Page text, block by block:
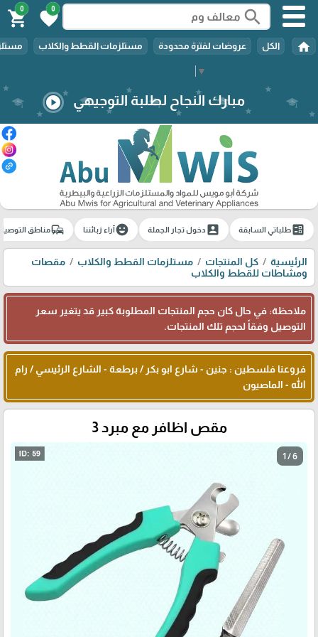
▼
search
0
favorite
0
shopping_cart
home الكل عروضات لفترة محدودة مستلزمات القطط والكلاب
مبارك النجاح لطلبة التوجيهي play_circle
ballotطلباتي السابقة account_boxدخول تجار الجملة emoji_emotionsآراء زبائننا commuteمناطق
الرئيسية كل المنتجات مستلزمات القطط والكلاب
مقصات
ومشاطات للقطط والكلاب
ملاحظة: في حال كان حجم المنتجات المطلوبة كبير قد يتغير سعر
التوصيل وفقاً لحجم تلك المنتجات.
فروعنا فلسطين : جنين - شارع ابو بكر / برطعة - الشارع الرئيسي / رام
الله - الماصيون
مقص اظافر مع مبرد 3
1 / 6